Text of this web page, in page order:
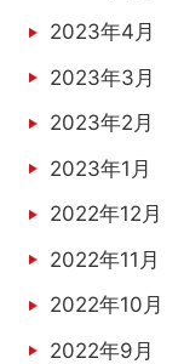
2023年4月
2023年3月
2023年2月
2023年1月
2022年12月
2022年11月
2022年10月
2022年9月